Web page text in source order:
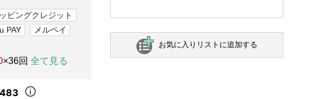
ピングクレジット
PAY
メルペイ
×36回 全て見る
お気に入りリストに追加する